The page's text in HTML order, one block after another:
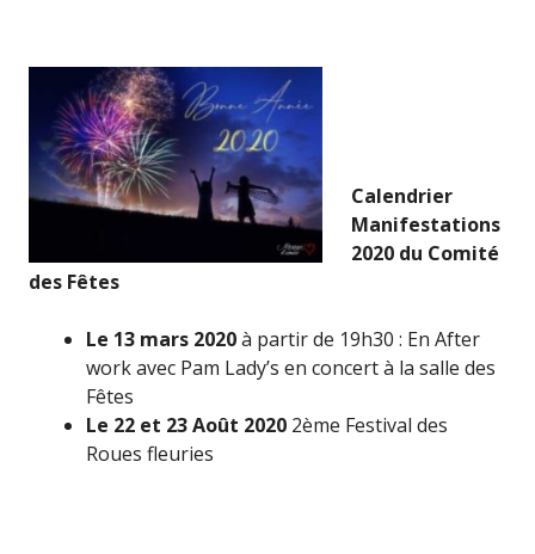
Calendrier
Manifestations
2020 du Comité
des Fêtes
Le 13 mars 2020à partir de 19h30 : En After
work avec Pam Lady’s en concert à la salle des
Fêtes
Le 22 et 23 Août 2020 2ème Festival des
Roues fleuries